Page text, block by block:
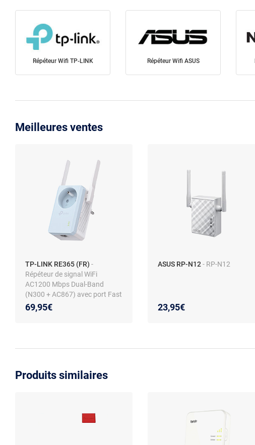
Répéteur Wifi TP-LINK Répéteur Wifi ASUS
Meilleures ventes
TP-LINK RE365 (FR) -
Répéteur de signal WiFi
AC1200 Mbps Dual-Band
(N300 + AC867) avec port Fast
Ethernet et prise intégrée
69,95€
ASUS RP-N12- RP-N12
23,95€
Produits similaires